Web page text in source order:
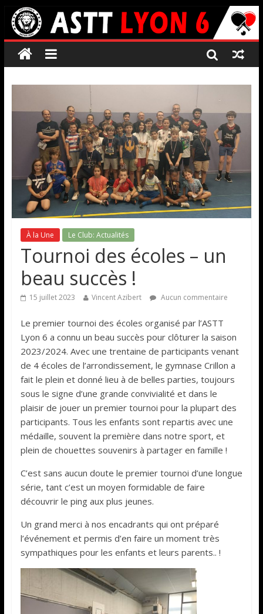
À la Une Le Club: Actualités
Tournoi des écoles – un
beau succès !
15 juillet 2023 Vincent Azibert Aucun commentaire
Le premier tournoi des écoles organisé par l’ASTT
Lyon 6 a connu un beau succès pour clôturer la saison
2023/2024. Avec une trentaine de participants venant
de 4 écoles de l’arrondissement, le gymnase Crillon a
fait le plein et donné lieu à de belles parties, toujours
sous le signe d’une grande convivialité et dans le
plaisir de jouer un premier tournoi pour la plupart des
participants. Tous les enfants sont repartis avec une
médaille, souvent la première dans notre sport, et
plein de chouettes souvenirs à partager en famille !
C’est sans aucun doute le premier tournoi d’une longue
série, tant c’est un moyen formidable de faire
découvrir le ping aux plus jeunes.
Un grand merci à nos encadrants qui ont préparé
l’événement et permis d’en faire un moment très
sympathiques pour les enfants et leurs parents.. !